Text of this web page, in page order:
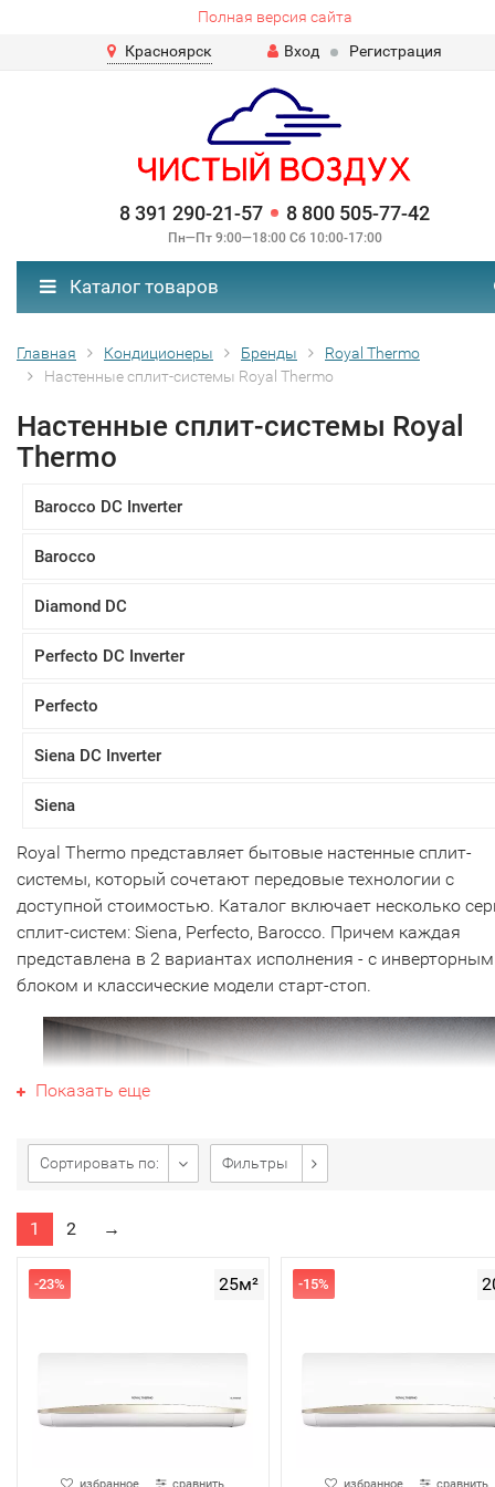
Полная версия сайта
Красноярск
Вход Регистрация
8 391 290-21-57 8 800 505-77-42
Пн—Пт 9:00—18:00 Сб 10:00-17:00
Каталог товаров
Главная Кондиционеры Бренды
Royal Thermo
Настенные сплит-системы Royal Thermo
Настенные сплит-системы Royal
Thermo
Barocco DC Inverter
Barocco
Diamond DC
Perfecto DC Inverter
Perfecto
Siena DC Inverter
Siena
Royal Thermo представляет бытовые настенные сплит-
системы, который сочетают передовые технологии с
доступной стоимостью. Каталог включает несколько
сплит-систем: Siena, Perfecto, Barocco. Причем каждая
представлена в 2 вариантах исполнения - с инверторным
блоком и классические модели старт-стоп.
Показать еще
Сортировать по: Фильтры
1 2 →
25м²
-23% -15%